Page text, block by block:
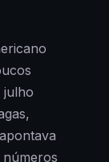
julho